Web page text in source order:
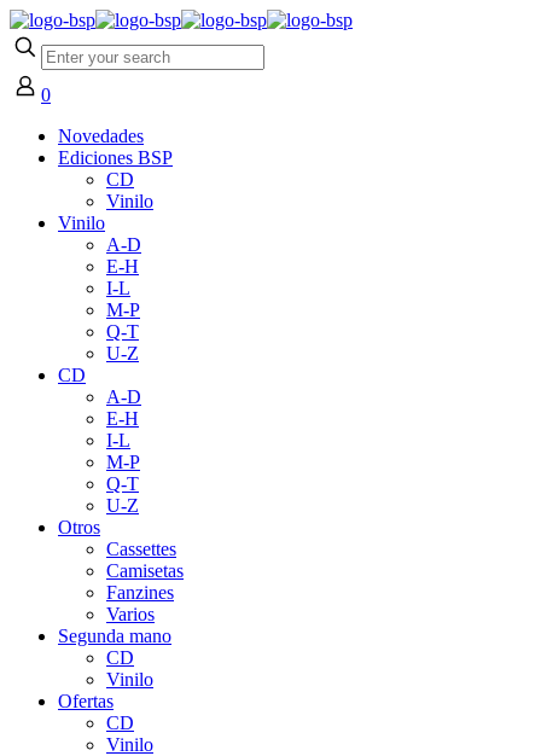
0
Novedades
Ediciones BSP
CD
Vinilo
Vinilo
A-D
E-H
I-L
M-P
Q-T
U-Z
CD
A-D
E-H
I-L
M-P
Q-T
U-Z
Otros
Cassettes
Camisetas
Fanzines
Varios
Segunda mano
CD
Vinilo
Ofertas
CD
Vinilo